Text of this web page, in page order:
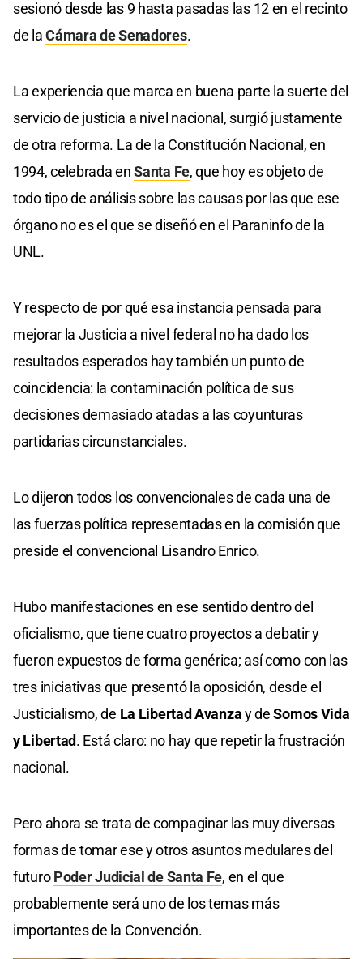
sesionó desde las 9 hasta pasadas las 12 en el recinto
de laCámara de Senadores.
La experiencia que marca en buena parte la suerte del
servicio de justicia a nivel nacional, surgió justamente
de otra reforma. La de la Constitución Nacional, en
1994, celebrada enSanta Fe, que hoy es objeto de
todo tipo de análisis sobre las causas por las que ese
órgano no es el que se diseñó en el Paraninfo de la
UNL.
Y respecto de por qué esa instancia pensada para
mejorar la Justicia a nivel federal no ha dado los
resultados esperados hay también un punto de
coincidencia: la contaminación política de sus
decisiones demasiado atadas a las coyunturas
partidarias circunstanciales.
Lo dijeron todos los convencionales de cada una de
las fuerzas política representadas en la comisión que
preside el convencional Lisandro Enrico.
Hubo manifestaciones en ese sentido dentro del
oficialismo, que tiene cuatro proyectos a debatir y
fueron expuestos de forma genérica; así como con las
tres iniciativas que presentó la oposición, desde el
Justicialismo, de La Libertad Avanzay deSomos Vida
y Libertad. Está claro: no hay que repetir la frustración
nacional.
Pero ahora se trata de compaginar las muy diversas
formas de tomar ese y otros asuntos medulares del
futuroPoder Judicial de Santa Fe, en el que
probablemente será uno de los temas más
importantes de la Convención.